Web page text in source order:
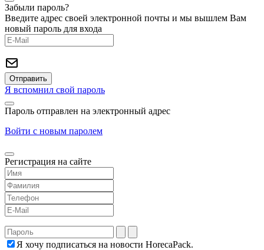
Забыли пароль?
Введите адрес своей электронной почты и мы вышлем Вам
новый пароль для входа
Я вспомнил свой пароль
Пароль отправлен на электронный адрес
Войти с новым паролем
Регистрация на сайте
Я хочу подписаться на новости HorecaPack.